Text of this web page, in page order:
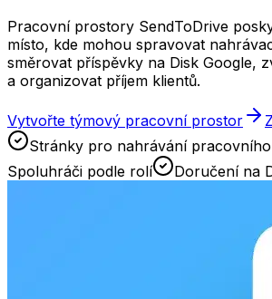
Pracovní prostory SendToDrive
místo, kde mohou spravovat
směrovat příspěvky na Disk Google,
a organizovat příjem klientů.
Vytvořte týmový pracovní prostor
Stránky pro nahrávání
Spoluhráči podle rolí
Doručení na